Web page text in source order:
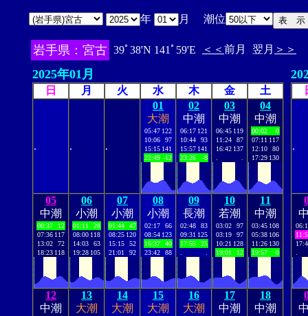
年 月 潮位
岩手県：宮古 39ﾟ38'N 141ﾟ59'E ＜＜ 前月 翌月 ＞＞
2025年01月
日 月 火 水 木 金 土
. . .
01
大潮
05:47 122
10:06
97
15:15 141
22:49 -12
02
中潮
06:17 121
10:44
93
15:57 141
23:26
-8
03
中潮
06:45 119
11:24
87
16:42 137
04
中潮
00:02
0
07:11 117
12:10
80
17:29 130
05
中潮
00:37
12
07:36 117
13:02
72
18:23 118
06
小潮
01:11
28
08:00 118
14:03
63
19:28 105
07
小潮
01:44
47
08:25 120
15:15
52
21:01
92
08
小潮
02:17
66
08:54 123
16:37
40
23:42
88
09
長潮
02:48
83
09:31 125
17:55
25
10
若潮
03:02
97
03:19
97
10:21 128
19:01
12
11
中潮
03:45 108
05:38 106
11:26 130
19:57
0
12
中潮
13
大潮
14
大潮
15
大潮
16
大潮
17
中潮
18
中潮
.